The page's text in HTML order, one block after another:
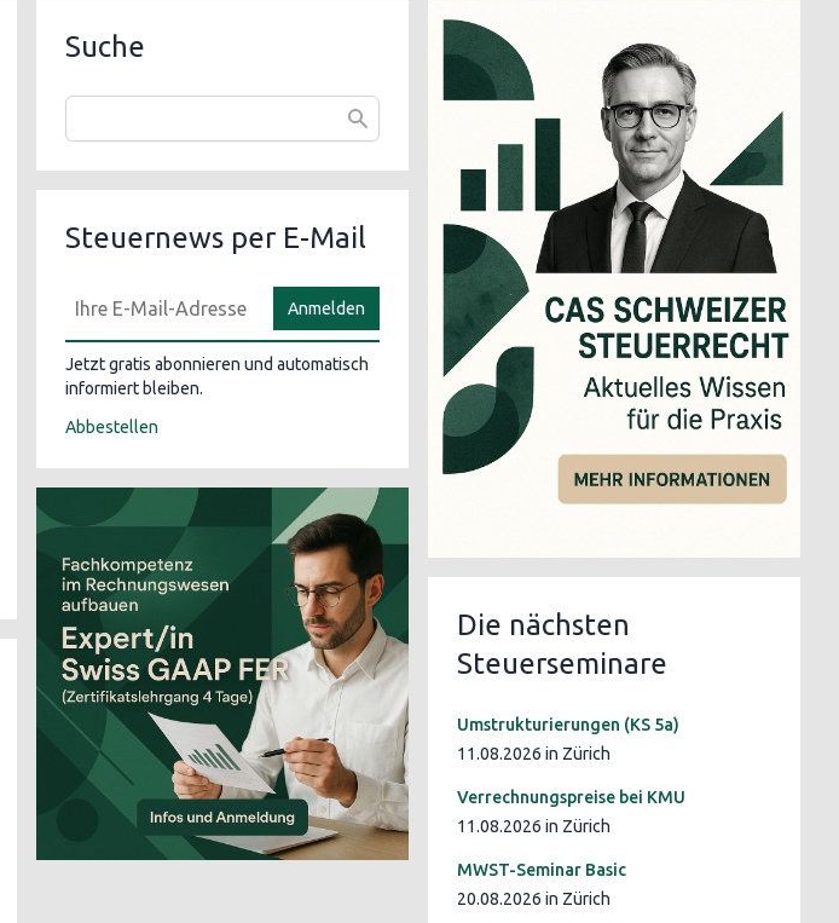
Suche
Steuernews per E-Mail
Anmelden
Jetzt gratis abonnieren und automatisch
informiert bleiben.
Abbestellen
Die nächsten
Steuerseminare
Umstrukturierungen (KS 5a)
11.08.2026 in Zürich
Verrechnungspreise bei KMU
11.08.2026 in Zürich
MWST-Seminar Basic
20.08.2026 in Zürich